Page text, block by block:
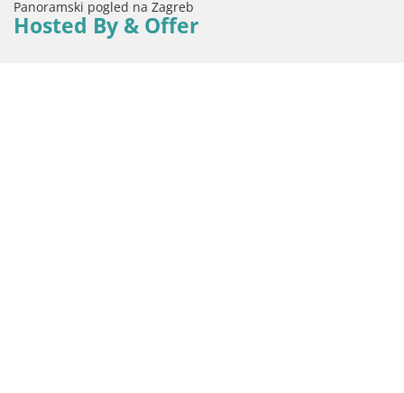
Panoramski pogled na Zagreb
Hosted By & Offer